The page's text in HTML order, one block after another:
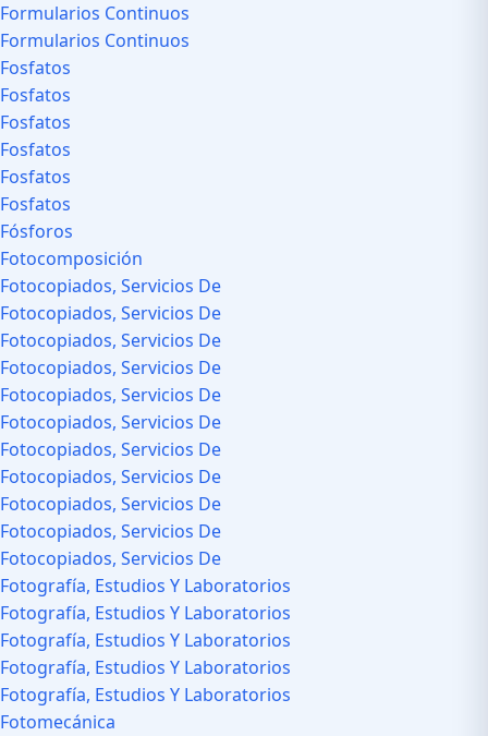
Formularios Continuos
Formularios Continuos
Fosfatos
Fosfatos
Fosfatos
Fosfatos
Fosfatos
Fosfatos
Fósforos
Fotocomposición
Fotocopiados, Servicios De
Fotocopiados, Servicios De
Fotocopiados, Servicios De
Fotocopiados, Servicios De
Fotocopiados, Servicios De
Fotocopiados, Servicios De
Fotocopiados, Servicios De
Fotocopiados, Servicios De
Fotocopiados, Servicios De
Fotocopiados, Servicios De
Fotocopiados, Servicios De
Fotografía, Estudios Y Laboratorios
Fotografía, Estudios Y Laboratorios
Fotografía, Estudios Y Laboratorios
Fotografía, Estudios Y Laboratorios
Fotografía, Estudios Y Laboratorios
Fotomecánica